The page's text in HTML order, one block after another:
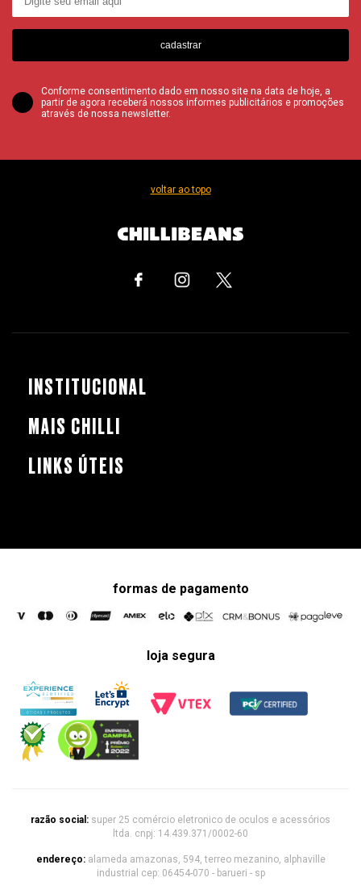
cadastrar
Conforme consentimento dado em nosso site na data de hoje, a
partir de agora receberá nossos informes publicitários e promoções
através de nossa newsletter.
voltar ao topo
INSTITUCIONAL
MAIS CHILLI
LINKS ÚTEIS
formas de pagamento
loja segura
razão social: super 25 comércio eletronico de oculos e acessórios
ltda. cnpj: 14.439.371/0002-60
endereço: alameda amazonas, 594, terreo mezanino, alphaville
industrial cep: 06454-070 - barueri - sp